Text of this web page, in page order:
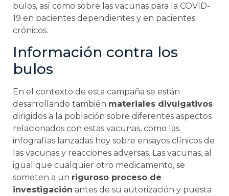
bulos, así como sobre las vacunas para la COVID-
19 en pacientes dependientes y en pacientes
crónicos.
Información contra los
bulos
En el contexto de esta campaña se están
desarrollando también materiales divulgativos
dirigidos a la población sobre diferentes aspectos
relacionados con estas vacunas, como las
infografías lanzadas hoy sobre ensayos clínicos de
las vacunas y reacciones adversas. Las vacunas, al
igual que cualquier otro medicamento, se
someten a un riguroso proceso de
investigación antes de su autorización y puesta